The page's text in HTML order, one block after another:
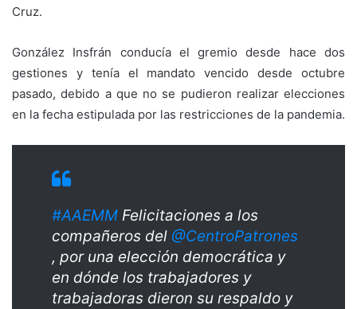
Cruz.
González Insfrán conducía el gremio desde hace dos
gestiones y tenía el mandato vencido desde octubre
pasado, debido a que no se pudieron realizar elecciones
en la fecha estipulada por las restricciones de la pandemia.
#AAEMM Felicitaciones a los
compañeros del @CentroPatrones
, por una elección democrática y
en dónde los trabajadores y
trabajadoras dieron su respaldo y